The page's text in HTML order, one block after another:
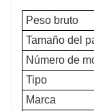
Peso bruto
Tamaño del
Número de
Tipo
Marca